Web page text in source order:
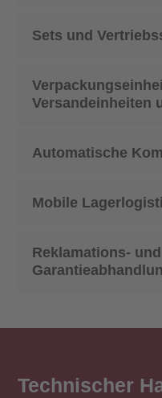
Sets und
Versandeinheiten
Automatische
Mobile
Reklamations- und
Technischer